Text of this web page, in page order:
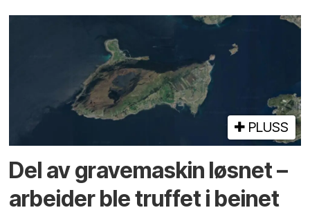
PLUSS
Del av grave­maskin løsnet –
arbeider ble truffet i beinet